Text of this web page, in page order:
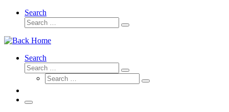
Search
Search
Search
Search
Search
Search
Search
Search
Menu